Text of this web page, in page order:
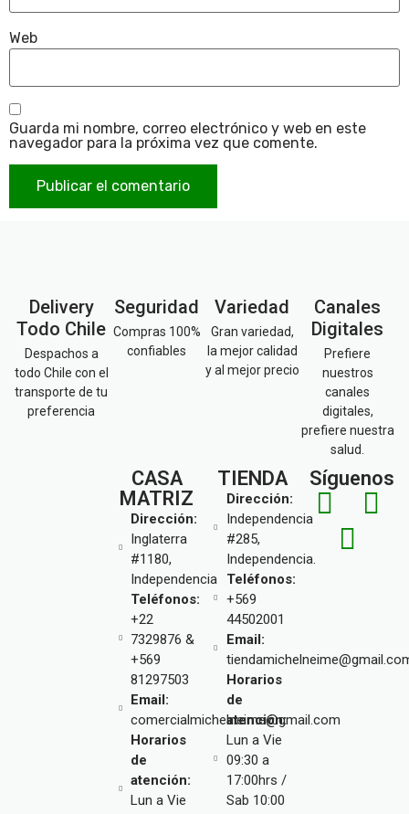
Web
Guarda mi nombre, correo electrónico y web en este
navegador para la próxima vez que comente.
Delivery
Todo Chile
Despachos a
todo Chile con el
transporte de tu
preferencia
Seguridad
Compras 100%
confiables
Variedad
Gran variedad,
la mejor calidad
y al mejor precio
Canales
Digitales
Prefiere
nuestros
canales
digitales,
prefiere nuestra
salud.
CASA
MATRIZ
Dirección:
Inglaterra
#1180,
Independencia
Teléfonos:
+22
7329876 &
+569
81297503
Email:
comercialmichelneime@gmail.com
Horarios
de
atención:
Lun a Vie
TIENDA
Dirección:
Independencia
#285,
Independencia.
Teléfonos:
+569
44502001
Email:
Horarios
de
atención:
Lun a Vie
09:30 a
17:00hrs /
Sab 10:00
Síguenos